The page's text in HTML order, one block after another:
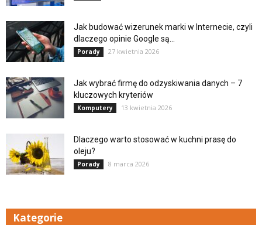
Jak budować wizerunek marki w Internecie, czyli
dlaczego opinie Google są...
Porady 27 kwietnia 2026
Jak wybrać firmę do odzyskiwania danych – 7
kluczowych kryteriów
Komputery 13 kwietnia 2026
Dlaczego warto stosować w kuchni prasę do
oleju?
Porady 8 marca 2026
Kategorie